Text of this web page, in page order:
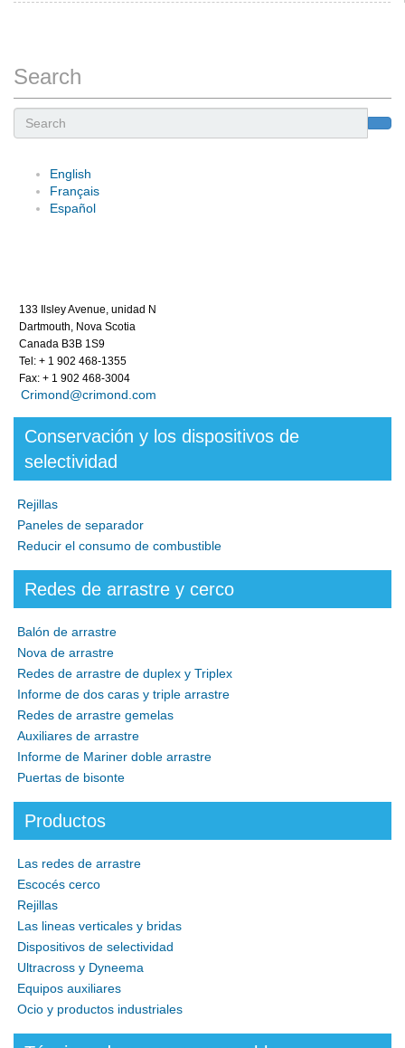
Search
English
Français
Español
133 Ilsley Avenue, unidad N
Dartmouth, Nova Scotia
Canada B3B 1S9
Tel: + 1 902 468-1355
Fax: + 1 902 468-3004
Crimond@crimond.com
Conservación y los dispositivos de
selectividad
Rejillas
Paneles de separador
Reducir el consumo de combustible
Redes de arrastre y cerco
Balón de arrastre
Nova de arrastre
Redes de arrastre de duplex y Triplex
Informe de dos caras y triple arrastre
Redes de arrastre gemelas
Auxiliares de arrastre
Informe de Mariner doble arrastre
Puertas de bisonte
Productos
Las redes de arrastre
Escocés cerco
Rejillas
Las lineas verticales y bridas
Dispositivos de selectividad
Ultracross y Dyneema
Equipos auxiliares
Ocio y productos industriales